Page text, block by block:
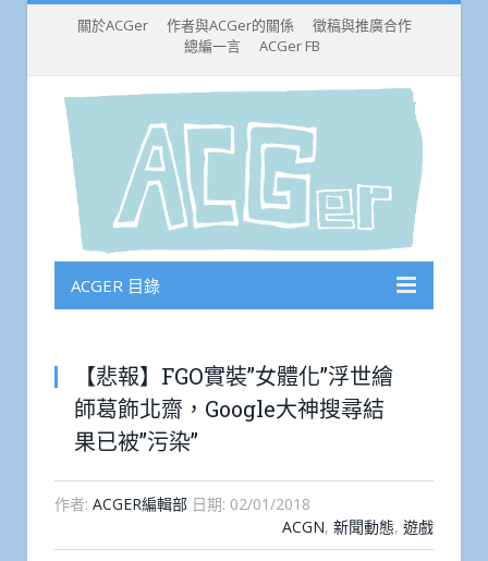
關於ACGer 作者與ACGer的關係
徵稿與推廣合作
總編一言
ACGer FB
ACGER 目錄
【悲報】FGO實裝”女體化”浮世繪
師葛飾北齋，Google大神搜尋結
果已被”污染”
作者: ACGER編輯部 日期: 02/01/2018
ACGN, 新聞動態, 遊戲